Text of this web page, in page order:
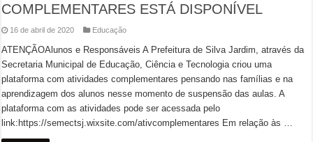
COMPLEMENTARES ESTÁ DISPONÍVEL
16 de abril de 2020 Educação
ATENÇÃOAlunos e Responsáveis A Prefeitura de Silva Jardim, através da
Secretaria Municipal de Educação, Ciência e Tecnologia criou uma
plataforma com atividades complementares pensando nas famílias e na
aprendizagem dos alunos nesse momento de suspensão das aulas. A
plataforma com as atividades pode ser acessada pelo
link:https://semectsj.wixsite.com/ativcomplementares Em relação às …